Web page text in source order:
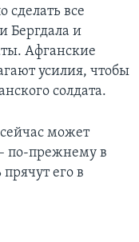
сделать все
Бергдала и
Афганские
усилия, чтобы
солдата.
может
по-прежнему в
его в